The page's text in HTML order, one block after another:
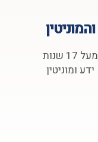
והמוניטין
מעל 17 שנות
ידע ומוניטין